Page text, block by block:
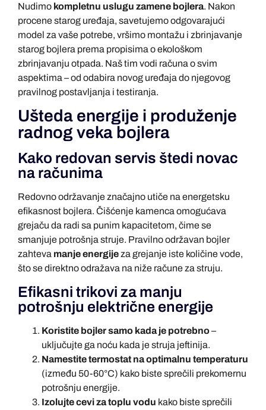
Nudimo kompletnu uslugu zamene bojlera. Nakon
procene starog uređaja, savetujemo odgovarajući
model za vaše potrebe, vršimo montažu i zbrinjavanje
starog bojlera prema propisima o ekološkom
zbrinjavanju otpada. Naš tim vodi računa o svim
aspektima – od odabira novog uređaja do njegovog
pravilnog postavljanja i testiranja.
Ušteda energije i produženje
radnog veka bojlera
Kako redovan servis štedi novac
na računima
Redovno održavanje značajno utiče na energetsku
efikasnost bojlera. Čišćenje kamenca omogućava
grejaču da radi sa punim kapacitetom, čime se
smanjuje potrošnja struje. Pravilno održavan bojler
zahteva manje energijeza grejanje iste količine vode,
što se direktno odražava na niže račune za struju.
Efikasni trikovi za manju
potrošnju električne energije
Koristite bojler samo kada je potrebno–
uključujte ga noću kada je struja jeftinija.
Namestite termostat na optimalnu temperaturu
(između 50-60°C) kako biste sprečili prekomernu
potrošnju energije.
Izolujte cevi za toplu vodu kako biste sprečili